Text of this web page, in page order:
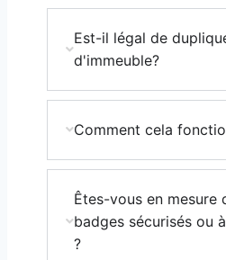
Est-il légal de
d'immeuble?
Comment cela
Êtes-vous en mesure
badges sécurisés ou
?